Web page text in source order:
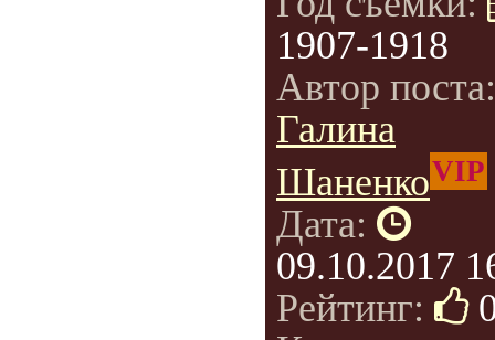
1907-1918
Автор
Галина
ШаненкоVIP
Дата:
09.10.2017
Рейтинг: